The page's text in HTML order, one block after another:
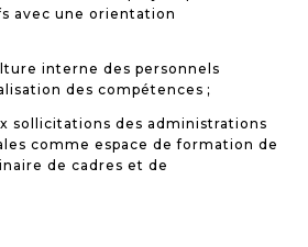
avec une orientation
interne des personnels
des compétences ;
sollicitations des administrations
comme espace de formation de
de cadres et de